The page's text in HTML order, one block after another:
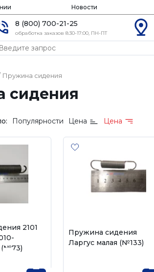
Новости
8 (800) 700-21-25
обработка заказов 8:30-17:00, ПН-ПТ
Пружина сидения
сидения
Популярности Цена Цена
2101
(№73)
Пружина сидения
Ларгус малая (№133)